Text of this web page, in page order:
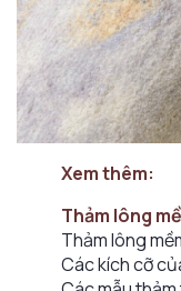
Xem thêm:
Thảm lông
Thảm lông
Các kích cỡ